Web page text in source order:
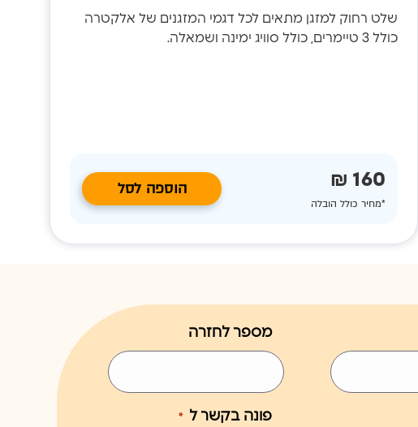
שלט רחוק למזגן מתאים לכל דגמי המזגנים של אלקטרה
כולל 3 טיימרים, כולל סוויג ימינה ושמאלה.
160 ₪
*מחיר כולל הובלה
הוספה לסל
מספר לחזרה
פונה בקשר ל *